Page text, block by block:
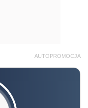
AUTOPROMOCJA